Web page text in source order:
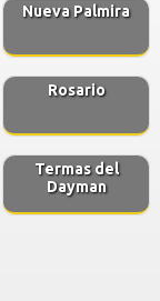
Nueva Palmira
Rosario
Termas del
Dayman